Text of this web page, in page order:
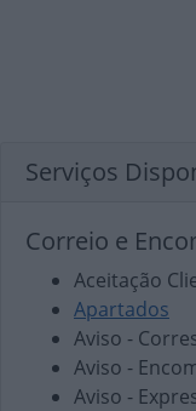
Serviços
Correio e
Aceitação
Apartados
Aviso -
Aviso -
Aviso -